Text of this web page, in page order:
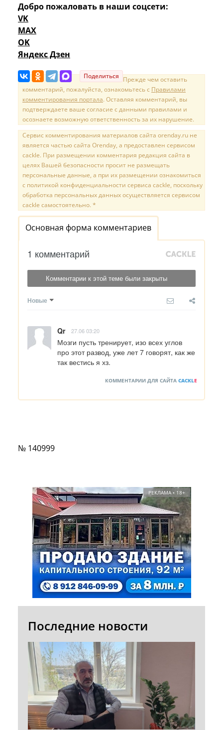
Добро пожаловать в наши соцсети:
VK
MAX
OK
Яндекс Дзен
Поделиться Прежде чем оставить
комментарий, пожалуйста, ознакомьтесь с Правилами
комментирования портала. Оставляя комментарий, вы
подтверждаете ваше согласие с данными правилами и
осознаете возможную ответственность за их нарушение.
Сервис комментирования материалов сайта orenday.ru не
является частью сайта Orenday, а предоставлен сервисом
cackle. При размещении комментария редакция сайта в
целях Вашей безопасности просит не размещать
персональные данные, а при их размещении ознакомиться
с политикой конфиденциальности сервиса cackle, поскольку
обработка персональных данных осуществляется сервисом
cackle самостоятельно. *
Основная форма комментариев
1 комментарий
Комментарии к этой теме были закрыты
Новые
Qr 27.06 03:20
Мозги пусть тренирует, изо всех углов
про этот развод, уже лет 7 говорят, как же
так вестись я хз.
КОММЕНТАРИИ ДЛЯ САЙТА CACKLE
№ 140999
РЕКЛАМА • 18+
Последние новости